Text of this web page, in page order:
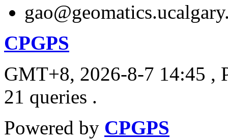
CPGPS
GMT+8, 2026-8-7 14:45 ,
21 queries .
Powered by CPGPS